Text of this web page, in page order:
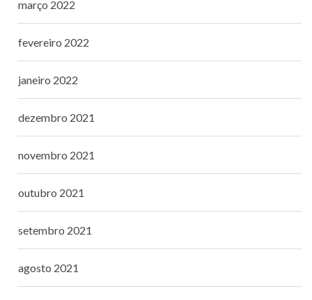
março 2022
fevereiro 2022
janeiro 2022
dezembro 2021
novembro 2021
outubro 2021
setembro 2021
agosto 2021